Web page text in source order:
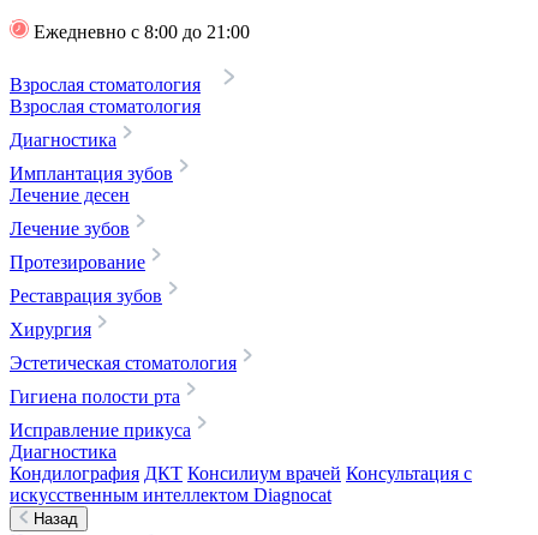
Ежедневно с 8:00 до 21:00
Взрослая стоматология
Взрослая стоматология
Диагностика
Имплантация зубов
Лечение десен
Лечение зубов
Протезирование
Реставрация зубов
Хирургия
Эстетическая стоматология
Гигиена полости рта
Исправление прикуса
Диагностика
Кондилография ДКТ Консилиум врачей Консультация с
искусственным интеллектом Diagnocat
Назад